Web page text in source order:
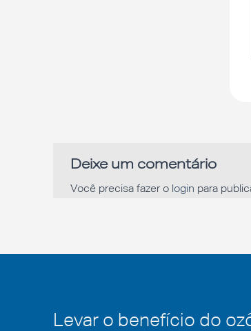
Deixe um comentário
Você precisa fazer o login para
Levar o benefício do